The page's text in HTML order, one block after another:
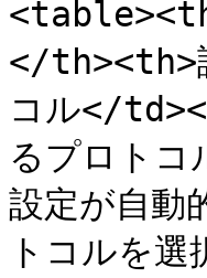
</th><th>
コル</
るプロトコ
設定が自動
トコルを